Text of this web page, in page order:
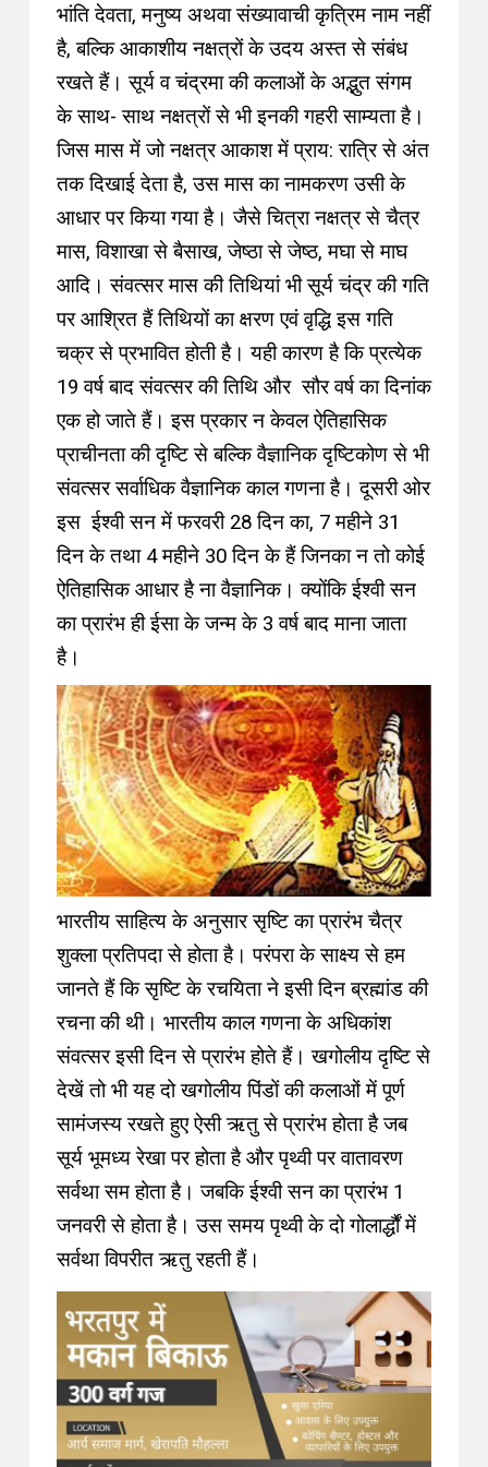
भांति देवता, मनुष्य अथवा संख्यावाची कृत्रिम नाम नहीं
है, बल्कि आकाशीय नक्षत्रों के उदय अस्त से संबंध
रखते हैं। सूर्य व चंद्रमा की कलाओं के अद्भुत संगम
के साथ- साथ नक्षत्रों से भी इनकी गहरी साम्यता है।
जिस मास में जो नक्षत्र आकाश में प्राय: रात्रि से अंत
तक दिखाई देता है, उस मास का नामकरण उसी के
आधार पर किया गया है। जैसे चित्रा नक्षत्र से चैत्र
मास, विशाखा से बैसाख, जेष्ठा से जेष्ठ, मघा से माघ
आदि। संवत्सर मास की तिथियां भी सूर्य चंद्र की गति
पर आश्रित हैं तिथियों का क्षरण एवं वृद्धि इस गति
चक्र से प्रभावित होती है। यही कारण है कि प्रत्येक
19 वर्ष बाद संवत्सर की तिथि और सौर वर्ष का दिनांक
एक हो जाते हैं। इस प्रकार न केवल ऐतिहासिक
प्राचीनता की दृष्टि से बल्कि वैज्ञानिक दृष्टिकोण से भी
संवत्सर सर्वाधिक वैज्ञानिक काल गणना है। दूसरी ओर
इस ईश्वी सन में फरवरी 28 दिन का, 7 महीने 31
दिन के तथा 4 महीने 30 दिन के हैं जिनका न तो कोई
ऐतिहासिक आधार है ना वैज्ञानिक। क्योंकि ईश्वी सन
का प्रारंभ ही ईसा के जन्म के 3 वर्ष बाद माना जाता
है।
भारतीय साहित्य के अनुसार सृष्टि का प्रारंभ चैत्र
शुक्ला प्रतिपदा से होता है। परंपरा के साक्ष्य से हम
जानते हैं कि सृष्टि के रचयिता ने इसी दिन ब्रह्मांड की
रचना की थी। भारतीय काल गणना के अधिकांश
संवत्सर इसी दिन से प्रारंभ होते हैं। खगोलीय दृष्टि से
देखें तो भी यह दो खगोलीय पिंडों की कलाओं में पूर्ण
सामंजस्य रखते हुए ऐसी ऋतु से प्रारंभ होता है जब
सूर्य भूमध्य रेखा पर होता है और पृथ्वी पर वातावरण
सर्वथा सम होता है। जबकि ईश्वी सन का प्रारंभ 1
जनवरी से होता है। उस समय पृथ्वी के दो गोलार्द्धौं में
सर्वथा विपरीत ऋतु रहती हैं।